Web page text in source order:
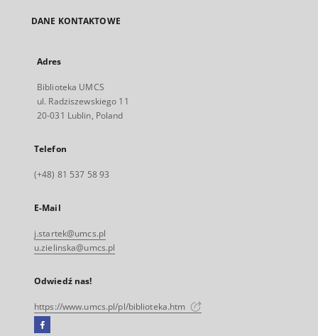
DANE KONTAKTOWE
Adres
Biblioteka UMCS
ul. Radziszewskiego 11
20-031 Lublin, Poland
Telefon
(+48) 81 537 58 93
E-Mail
j.startek@umcs.pl
u.zielinska@umcs.pl
Odwiedź nas!
https://www.umcs.pl/pl/biblioteka.htm
Facebook